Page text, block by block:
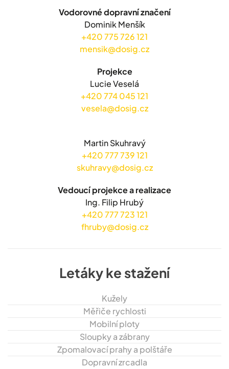
Vodorovné dopravní značení
Dominik Menšík
+420 775 726 121
mensik@dosig.cz
Projekce
Lucie Veselá
+420 774 045 121
vesela@dosig.cz
Martin Skuhravý
+420 777 739 121
skuhravy@dosig.cz
Vedoucí projekce a realizace
Ing. Filip Hrubý
+420 777 723 121
fhruby@dosig.cz
Letáky ke stažení
Kužely
Měřiče rychlosti
Mobilní ploty
Sloupky a zábrany
Zpomalovací prahy a polštáře
Dopravní zrcadla